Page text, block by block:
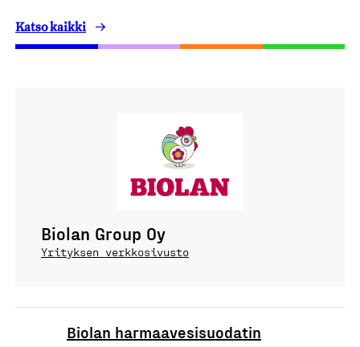
Katso kaikki
Biolan Group Oy
Yrityksen verkkosivusto
Biolan harmaavesisuodatin